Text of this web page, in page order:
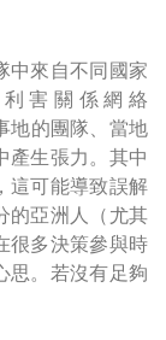
中來自不同國家
害關係網絡
地的團隊、當地
產生張力。其中
這可能導致誤解
的亞洲人（尤其
很多決策參與時
思。若沒有足夠